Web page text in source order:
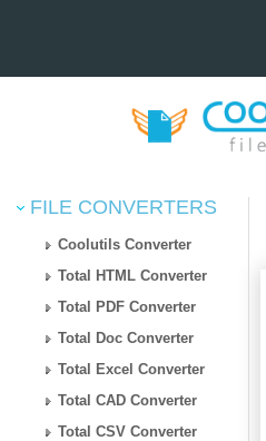
FILE CONVERTERS
Coolutils Converter
Total HTML Converter
Total PDF Converter
Total Doc Converter
Total Excel Converter
Total CAD Converter
Total CSV Converter